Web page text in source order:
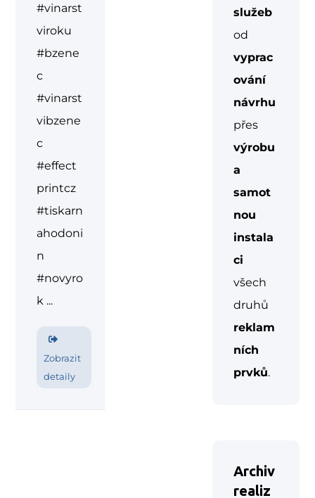
#vinarst
viroku
#bzene
c
#vinarst
vibzene
c
#effect
printcz
#tiskarn
ahodoni
n
#novyro
k ...
Zobrazit
detaily
služeb
od
vyprac
ování
návrhu
přes
výrobu
a
samot
nou
instala
ci
všech
druhů
reklam
ních
prvků.
Archiv
realiz